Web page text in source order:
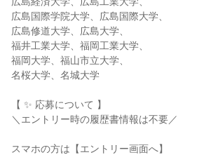
広島国際学院大学、広島国際大学、
広島修道大学、広島大学、
福井工業大学、福岡工業大学、
福岡大学、福山市立大学、
名桜大学、名城大学
【 ✨ 応募について 】
＼エントリー時の履歴書情報は不要／
スマホの方は【エントリー画面へ】